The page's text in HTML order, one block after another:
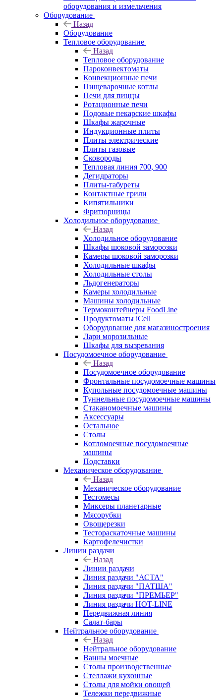
оборудования и измельчения
Оборудование
Назад
Оборудование
Тепловое оборудование
Назад
Тепловое оборудование
Пароконвектоматы
Конвекционные печи
Пищеварочные котлы
Печи для пиццы
Ротационные печи
Подовые пекарские шкафы
Шкафы жарочные
Индукционные плиты
Плиты электрические
Плиты газовые
Сковороды
Тепловая линия 700, 900
Дегидраторы
Плиты-табуреты
Контактные грили
Кипятильники
Фритюрницы
Холодильное оборудование
Назад
Холодильное оборудование
Шкафы шоковой заморозки
Камеры шоковой заморозки
Холодильные шкафы
Холодильные столы
Льдогенераторы
Камеры холодильные
Машины холодильные
Термоконтейнеры FoodLine
Продуктоматы iCell
Оборудование для магазиностроения
Лари морозильные
Шкафы для вызревания
Посудомоечное оборудование
Назад
Посудомоечное оборудование
Фронтальные посудомоечные машины
Купольные посудомоечные машины
Туннельные посудомоечные машины
Стаканомоечные машины
Аксессуары
Остальное
Столы
Котломоечные посудомоечные
машины
Подставки
Механическое оборудование
Назад
Механическое оборудование
Тестомесы
Миксеры планетарные
Мясорубки
Овощерезки
Тестораскаточные машины
Картофелечистки
Линии раздачи
Назад
Линии раздачи
Линия раздачи "АСТА"
Линия раздачи "ПАТША"
Линия раздачи "ПРЕМЬЕР"
Линия раздачи HOT-LINE
Передвижная линия
Салат-бары
Нейтральное оборудование
Назад
Нейтральное оборудование
Ванны моечные
Столы производственные
Стеллажи кухонные
Столы для мойки овощей
Тележки передвижные